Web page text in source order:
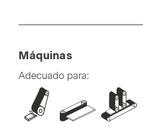
Máquinas
Adecuado para: